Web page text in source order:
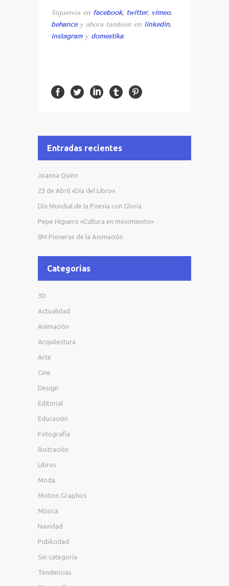
Síguenos en facebook, twitter, vimeo,
behancey ahora también en linkedin,
instagramy domestika.
Entradas recientes
Joanna Quinn
23 de Abril «Día del Libro»
Día Mundial de la Poesía con Gloria
Pepe Higuero «Cultura en movimiento»
8M Pioneras de la Animación
Categorías
3D
Actualidad
Animación
Arquitectura
Arte
Cine
Design
Editorial
Educación
Fotografía
Ilustración
Libros
Moda
Motion Graphics
Música
Navidad
Publicidad
Sin categoría
Tendencias